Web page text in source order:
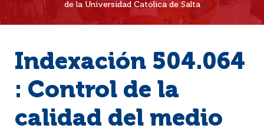
de la Universidad Católica de Salta
Indexación 504.064
: Control de la
calidad del medio